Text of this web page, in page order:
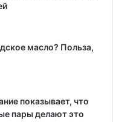
масло? Польза,
показывает, что
пары делают это